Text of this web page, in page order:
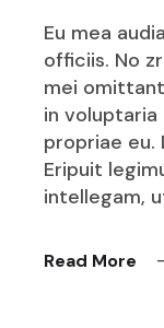
Eu mea
officiis. No
mei
in
propriae eu.
Eripuit
intellegam,
Read More